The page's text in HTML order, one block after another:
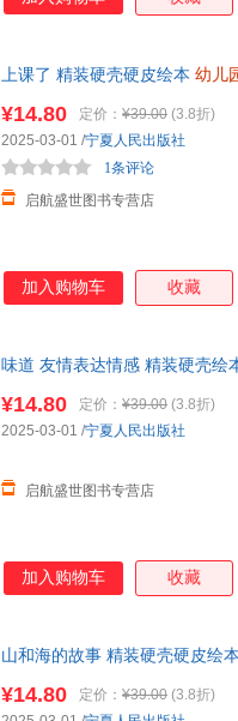
上课了 精装硬壳硬皮绘本 幼儿
¥14.80 定价： ¥39.00 (3.8折)
启航盛世图书专营店
1条评论
2025-03-01 /宁夏人民出版社
加入购物车 收藏
味道 友情表达情感 精装硬壳绘
¥14.80 定价： ¥39.00 (3.8折)
启航盛世图书专营店
2025-03-01 /宁夏人民出版社
加入购物车 收藏
山和海的故事 精装硬壳硬皮绘
¥14.80 定价： ¥39.00 (3.8折)